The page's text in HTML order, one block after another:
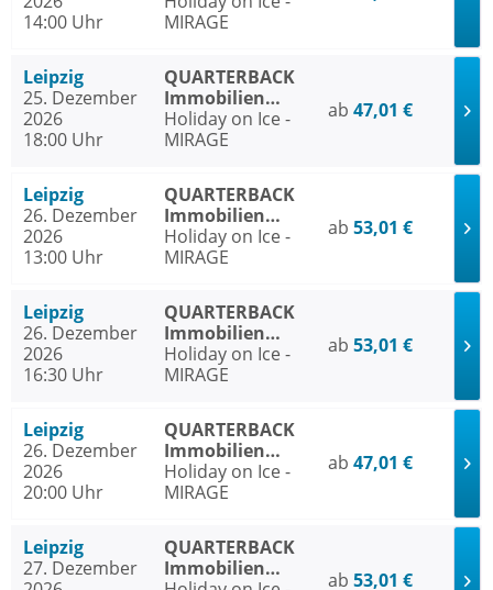
14:00 Uhr
MIRAGE
Leipzig
25. Dezember
2026
18:00 Uhr
QUARTERBACK
Immobilien
ARENA Leipzig
Holiday on Ice -
MIRAGE
ab 47,01 €
Leipzig
26. Dezember
2026
13:00 Uhr
QUARTERBACK
Immobilien
ARENA Leipzig
Holiday on Ice -
MIRAGE
ab 53,01 €
Leipzig
26. Dezember
2026
16:30 Uhr
QUARTERBACK
Immobilien
ARENA Leipzig
Holiday on Ice -
MIRAGE
ab 53,01 €
Leipzig
26. Dezember
2026
20:00 Uhr
QUARTERBACK
Immobilien
ARENA Leipzig
Holiday on Ice -
MIRAGE
ab 47,01 €
Leipzig
27. Dezember
QUARTERBACK
Immobilien
ab 53,01 €